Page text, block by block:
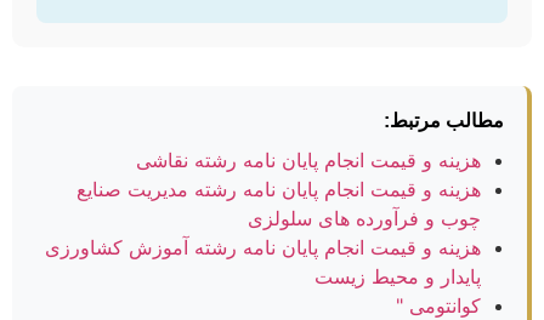
مطالب مرتبط:
هزینه و قیمت انجام پایان نامه رشته نقاشی
هزینه و قیمت انجام پایان نامه رشته مدیریت صنایع
چوب و فرآورده های سلولزی
هزینه و قیمت انجام پایان نامه رشته آموزش کشاورزی
پایدار و محیط زیست
کوانتومی "